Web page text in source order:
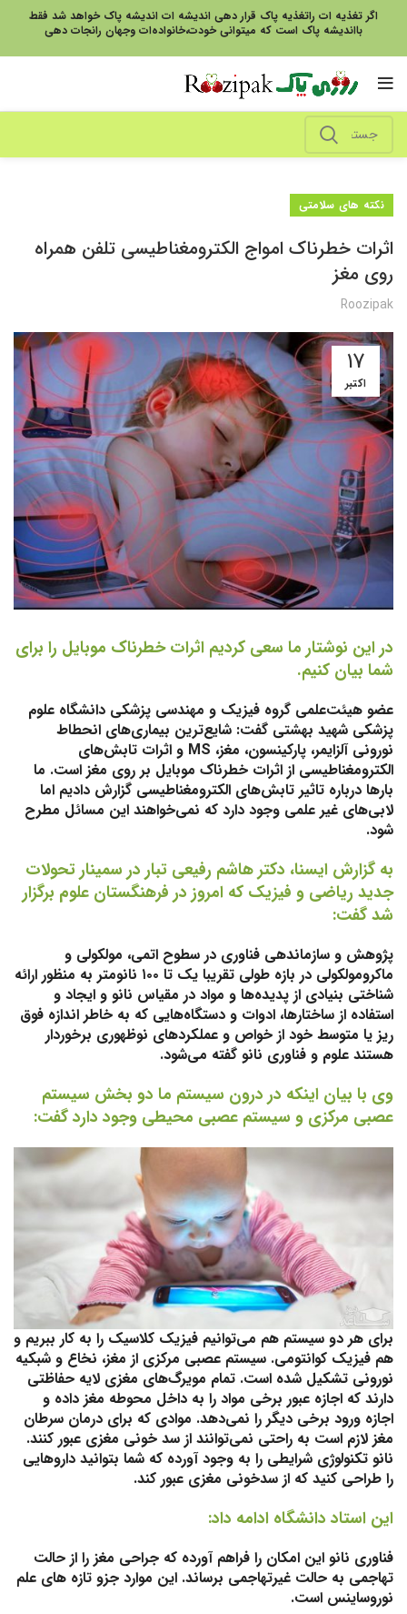
اگر تغذیه ات راتغذیه پاک قرار دهی اندیشه ات اندیشه پاک خواهد شد فقط
بااندیشه پاک است که میتوانی خودت،خانواده‌ات وجهان رانجات دهی
نکته های سلامتی
اثرات خطرناک امواج الکترومغناطیسی تلفن‌ همراه
روی مغز
Roozipak
17
اکتبر
در این نوشتار ما سعی کردیم اثرات خطرناک موبایل را برای
شما بیان کنیم.
عضو هیئت‌علمی گروه فیزیک و مهندسی پزشکی دانشگاه علوم
پزشکی شهید بهشتی گفت: شایع‌ترین بیماری‌های انحطاط
نورونی آلزایمر، پارکینسون، مغز، MS و اثرات تابش‌های
الکترومغناطیسی از اثرات خطرناک موبایل بر روی مغز است. ما
بارها درباره تاثیر تابش‌های الکترومغناطیسی گزارش دادیم اما
لابی‌های غیر علمی وجود دارد که نمی‌خواهند این مسائل مطرح
شود.
به گزارش ایسنا، دکتر هاشم رفیعی تبار در سمینار تحولات
جدید ریاضی و فیزیک که امروز در فرهنگستان علوم برگزار
شد گفت:
پژوهش و سازماندهی فناوری در سطوح اتمی، مولکولی و
ماکرومولکولی در بازه طولی تقریبا یک تا ۱۰۰ نانومتر به منظور ارائه
شناختی بنیادی از پدیده‌ها و مواد در مقیاس نانو و ایجاد و
استفاده از ساختارها، ادوات و دستگاه‌هایی که به خاطر اندازه فوق
ریز یا متوسط خود از خواص و عملکردهای نوظهوری برخوردار
هستند علوم و فناوری نانو گفته می‌شود.
وی با بیان اینکه در درون سیستم ما دو بخش سیستم
عصبی مرکزی و سیستم عصبی محیطی وجود دارد گفت:
برای هر دو سیستم هم می‌توانیم فیزیک کلاسیک را به کار ببریم و
هم فیزیک کوانتومی. سیستم عصبی مرکزی از مغز، نخاع و شبکیه
نورونی تشکیل شده است. تمام مویرگ‌های مغزی لایه حفاظتی
دارند که اجازه عبور برخی مواد را به داخل محوطه مغز داده و
اجازه ورود برخی دیگر را نمی‌دهد. موادی که برای درمان سرطان
مغز لازم است به راحتی نمی‌توانند از سد خونی مغزی عبور کنند.
نانو تکنولوژی شرایطی را به وجود آورده که شما بتوانید داروهایی
را طراحی کنید که از سدخونی مغزی عبور کند.
این استاد دانشگاه ادامه داد:
فناوری نانو این امکان را فراهم آورده که جراحی مغز را از حالت
تهاجمی به حالت غیرتهاجمی برساند. این موارد جزو تازه های علم
نوروساینس است.